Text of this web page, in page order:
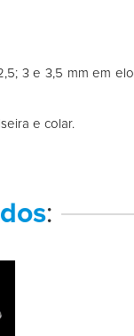
3 e 3,5 mm em elo
e colar.
: